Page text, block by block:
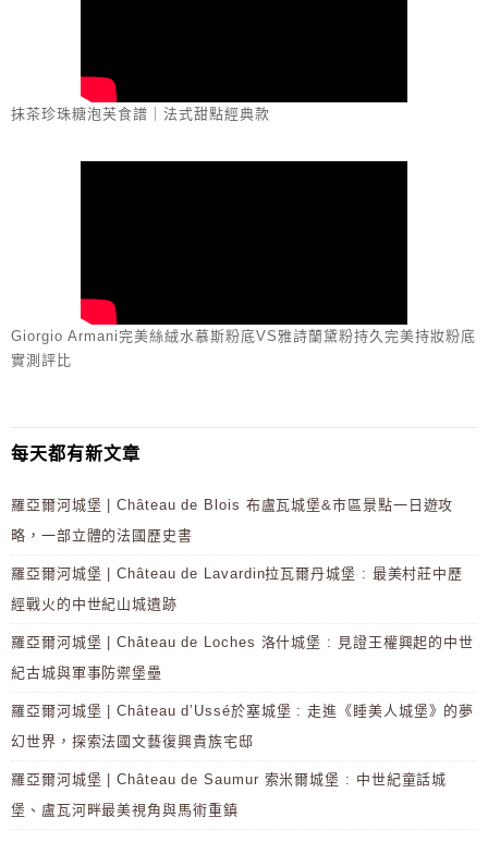
抹茶珍珠糖泡芙食譜｜法式甜點經典款
Giorgio Armani完美絲絨水慕斯粉底VS雅詩蘭黛粉持久完美持妝粉底
實測評比
每天都有新文章
羅亞爾河城堡 | Château de Blois 布盧瓦城堡&市區景點一日遊攻
略，一部立體的法國歷史書
羅亞爾河城堡 | Château de Lavardin拉瓦爾丹城堡 : 最美村莊中歷
經戰火的中世紀山城遺跡
羅亞爾河城堡 | Château de Loches 洛什城堡 : 見證王權興起的中世
紀古城與軍事防禦堡壘
羅亞爾河城堡 | Château d’Ussé於塞城堡 : 走進《睡美人城堡》的夢
幻世界，探索法國文藝復興貴族宅邸
羅亞爾河城堡 | Château de Saumur 索米爾城堡 : 中世紀童話城
堡、盧瓦河畔最美視角與馬術重鎮